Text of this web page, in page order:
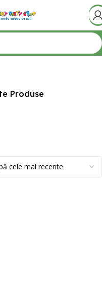
vampirita”
Produse